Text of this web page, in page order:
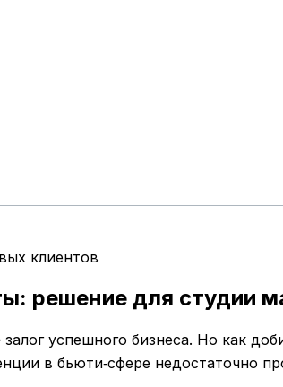
клиентов
решение для студии
успешного бизнеса. Но как
в бьюти‑сфере недостаточно